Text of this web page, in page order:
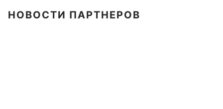
НОВОСТИ ПАРТНЕРОВ